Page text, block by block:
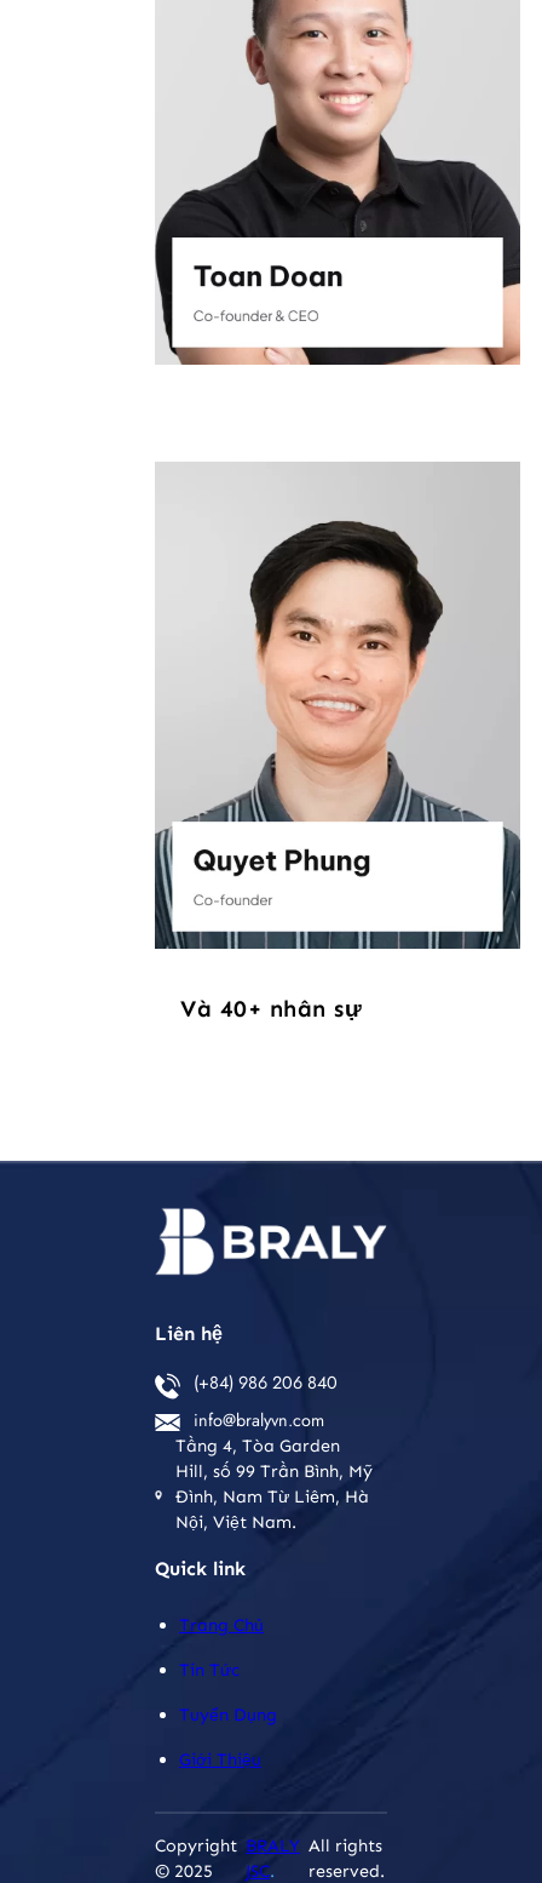
Và 40+ nhân sự
Liên hệ
(+84) 986 206 840
info@bralyvn.com
Tầng 4, Tòa Garden
Hill, số 99 Trần Bình, Mỹ
Đình, Nam Từ Liêm, Hà
Nội, Việt Nam.
Quick link
Trang Chủ
Tin Tức
Tuyển Dụng
Giới Thiệu
Copyright
© 2025
BRALY
JSC.
All rights
reserved.